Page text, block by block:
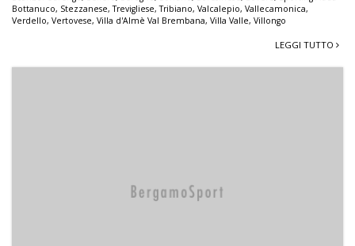
Bottanuco, Stezzanese,Trevigliese,Tribiano, Valcalepio, Vallecamonica,
Verdello, Vertovese, Villa d'Almè Val Brembana, Villa Valle, Villongo
LEGGI TUTTO